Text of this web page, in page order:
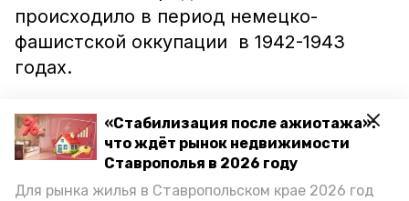
«Стабилизация после ажиотажа»:
что ждёт рынок недвижимости
Ставрополья в 2026 году
Для рынка жилья в Ставропольском крае 2026 год
происходило в период немецко-
фашистской оккупации в 1942-1943
годах.
«Важно хранить и чтить свое прошлое,
ведь это определяет настоящее и
будущее», — говорит Вера Степановна.